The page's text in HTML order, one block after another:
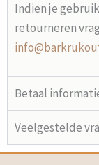
Indien je
retourneren
Betaal
Veelgestelde